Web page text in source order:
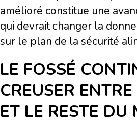
amélioré constitue une
qui devrait changer la
sur le plan de la sécurité
LE FOSSÉ
CREUSER ENTRE
ET LE RESTE DU